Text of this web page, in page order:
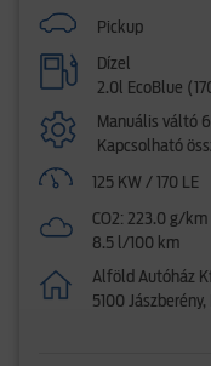
Pickup
Dízel
2.0l EcoBlue
Manuális váltó
Kapcsolható
125 KW / 170 LE
CO2: 223.0 g/km
8.5 l/100 km
Alföld Autóház
5100